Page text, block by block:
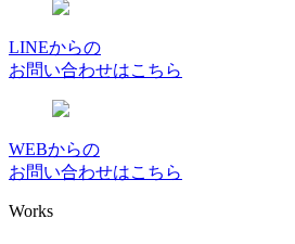
LINEからの
お問い合わせはこちら
WEBからの
お問い合わせはこちら
Works